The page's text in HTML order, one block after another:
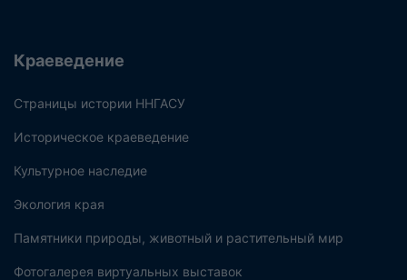
Краеведение
Страницы истории ННГАСУ
Историческое краеведение
Культурное наследие
Экология края
Памятники природы, животный и растительный мир
Фотогалерея виртуальных выставок